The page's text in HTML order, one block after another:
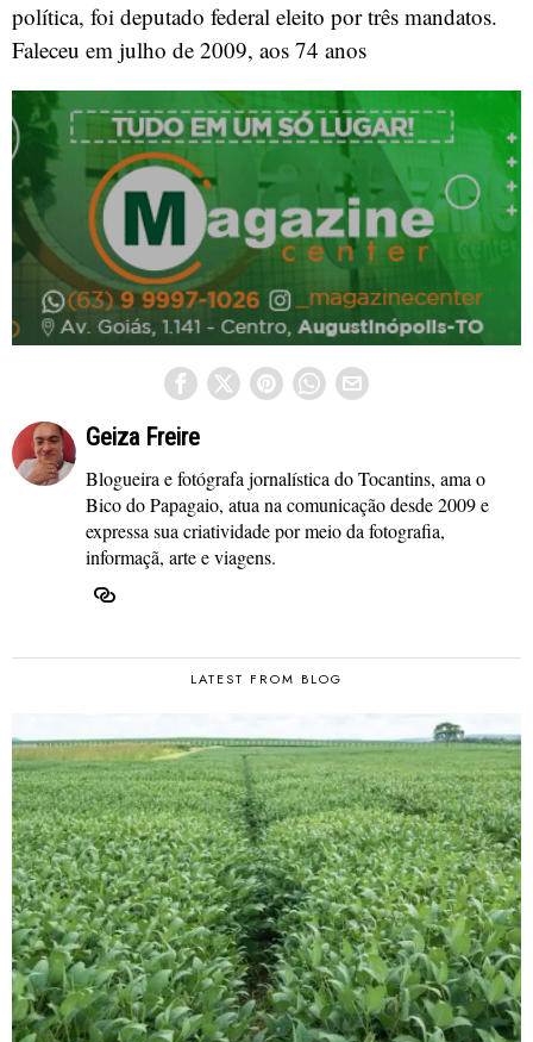
política, foi deputado federal eleito por três mandatos.
Faleceu em julho de 2009, aos 74 anos
Geiza Freire
Blogueira e fotógrafa jornalística do Tocantins, ama o
Bico do Papagaio, atua na comunicação desde 2009 e
expressa sua criatividade por meio da fotografia,
informaçã, arte e viagens.
LATEST FROM BLOG